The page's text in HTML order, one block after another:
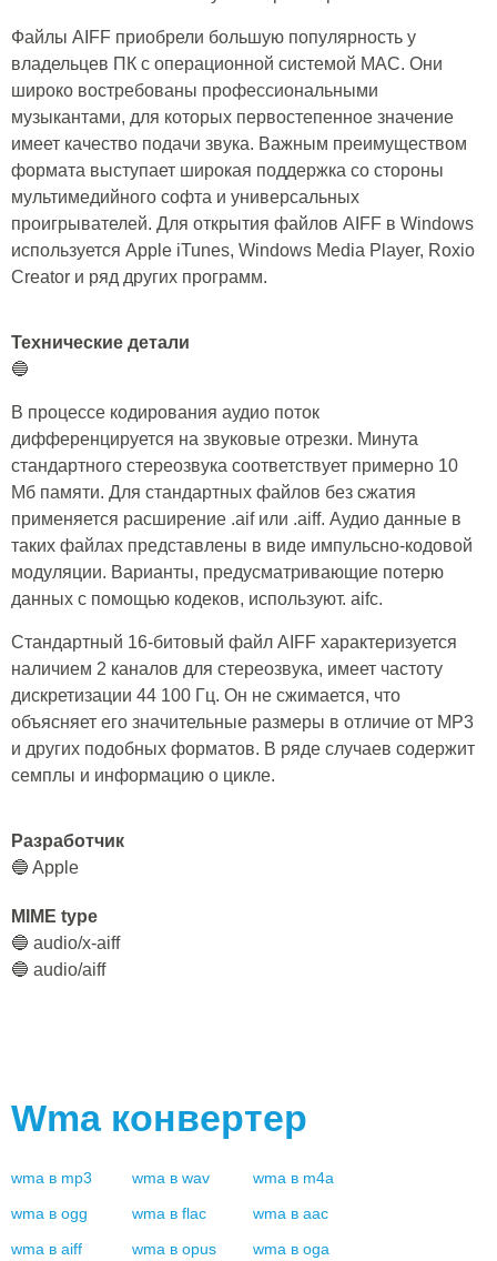
Файлы AIFF приобрели большую популярность у
владельцев ПК с операционной системой MAC. Они
широко востребованы профессиональными
музыкантами, для которых первостепенное значение
имеет качество подачи звука. Важным преимуществом
формата выступает широкая поддержка со стороны
мультимедийного софта и универсальных
проигрывателей. Для открытия файлов AIFF в Windows
используется Apple iTunes, Windows Media Player, Roxio
Creator и ряд других программ.
Технические детали
🔵
В процессе кодирования аудио поток
дифференцируется на звуковые отрезки. Минута
стандартного стереозвука соответствует примерно 10
Мб памяти. Для стандартных файлов без сжатия
применяется расширение .aif или .aiff. Аудио данные в
таких файлах представлены в виде импульсно-кодовой
модуляции. Варианты, предусматривающие потерю
данных с помощью кодеков, используют. aifc.
Стандартный 16-битовый файл AIFF характеризуется
наличием 2 каналов для стереозвука, имеет частоту
дискретизации 44 100 Гц. Он не сжимается, что
объясняет его значительные размеры в отличие от MP3
и других подобных форматов. В ряде случаев содержит
семплы и информацию о цикле.
Разработчик
🔵 Apple
MIME type
🔵 audio/x-aiff
🔵 audio/aiff
Wma конвертер
wma в mp3 wma в wav wma в m4a
wma в ogg wma в flac wma в aac
wma в aiff wma в opus wma в oga